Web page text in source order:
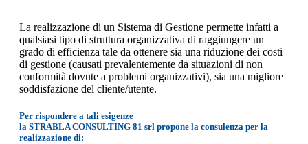
La realizzazione di un Sistema di Gestione permette infatti a
qualsiasi tipo di struttura organizzativa di raggiungere un
grado di efficienza tale da ottenere sia una riduzione dei costi
di gestione (causati prevalentemente da situazioni di non
conformità dovute a problemi organizzativi), sia una migliore
soddisfazione del cliente/utente.
Per rispondere a tali esigenze
la STRABLA CONSULTING 81 srl propone la consulenza per la
realizzazione di: